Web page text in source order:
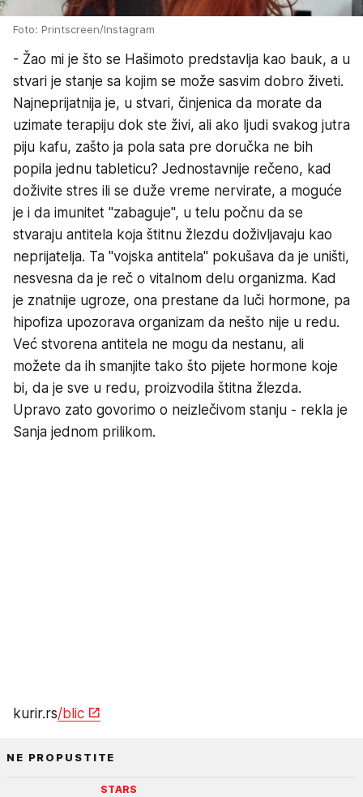
Foto: Printscreen/Instagram
- Žao mi je što se Hašimoto predstavlja kao bauk, a u
stvari je stanje sa kojim se može sasvim dobro živeti.
Najneprijatnija je, u stvari, činjenica da morate da
uzimate terapiju dok ste živi, ali ako ljudi svakog jutra
piju kafu, zašto ja pola sata pre doručka ne bih
popila jednu tableticu? Jednostavnije rečeno, kad
doživite stres ili se duže vreme nervirate, a moguće
je i da imunitet "zabaguje", u telu počnu da se
stvaraju antitela koja štitnu žlezdu doživljavaju kao
neprijatelja. Ta "vojska antitela" pokušava da je uništi,
nesvesna da je reč o vitalnom delu organizma. Kad
je znatnije ugroze, ona prestane da luči hormone, pa
hipofiza upozorava organizam da nešto nije u redu.
Već stvorena antitela ne mogu da nestanu, ali
možete da ih smanjite tako što pijete hormone koje
bi, da je sve u redu, proizvodila štitna žlezda.
Upravo zato govorimo o neizlečivom stanju - rekla je
Sanja jednom prilikom.
kurir.rs/blic
NE PROPUSTITE
STARS